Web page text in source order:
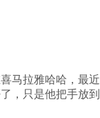
马拉雅哈哈，最
，只是他把手放